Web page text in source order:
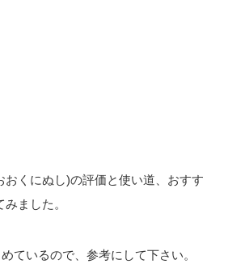
くにぬし)の評価と使い道、おすす
ました。
ているので、参考にして下さい。